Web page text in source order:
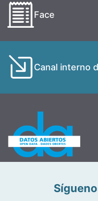
Face
Canal interno